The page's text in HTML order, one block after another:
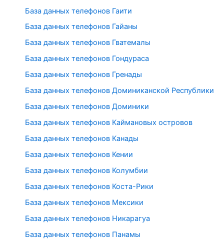
База данных телефонов Гаити
База данных телефонов Гайаны
База данных телефонов Гватемалы
База данных телефонов Гондураса
База данных телефонов Гренады
База данных телефонов Доминиканской Республики
База данных телефонов Доминики
База данных телефонов Каймановых островов
База данных телефонов Канады
База данных телефонов Кении
База данных телефонов Колумбии
База данных телефонов Коста-Рики
База данных телефонов Мексики
База данных телефонов Никарагуа
База данных телефонов Панамы